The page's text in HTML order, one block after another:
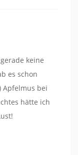
keine
es schon
Apfelmus bei
hätte ich